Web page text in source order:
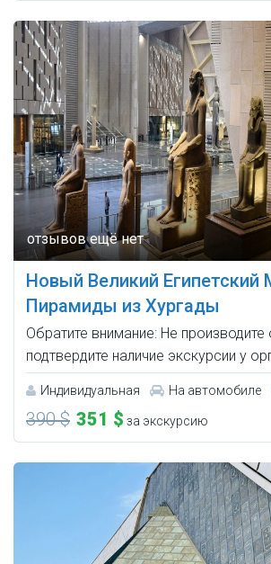
Новый Великий Египетский
Пирамиды из Хургады
Обратите внимание: Не производите
подтвердите наличие экскурсии у
Индивидуальная На автомобиле
390 $ 351 $ за экскурсию